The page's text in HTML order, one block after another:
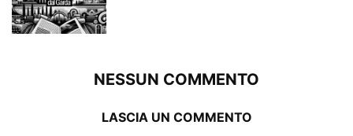
NESSUN COMMENTO
LASCIA UN COMMENTO